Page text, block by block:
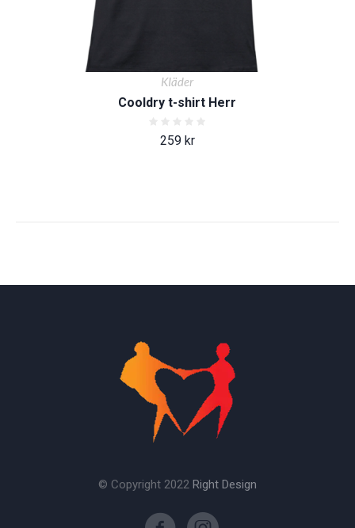
KIäder
Cooldry t-shirt Herr
259 kr
© Copyright 2022 Right Design